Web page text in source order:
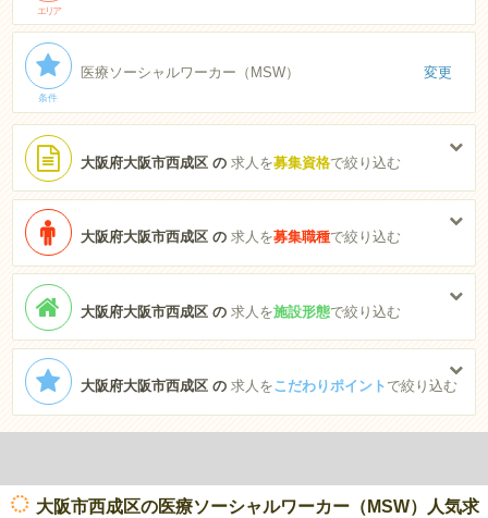
エリア
条件
医療ソーシャルワーカー（MSW） 変更
大阪府大阪市西成区 の求人を募集資格で絞り込む
大阪府大阪市西成区 の求人を募集職種で絞り込む
大阪府大阪市西成区 の求人を施設形態で絞り込む
大阪府大阪市西成区 の求人をこだわりポイント で絞り込む
大阪市西成区の医療ソーシャルワーカー（MSW）人気求